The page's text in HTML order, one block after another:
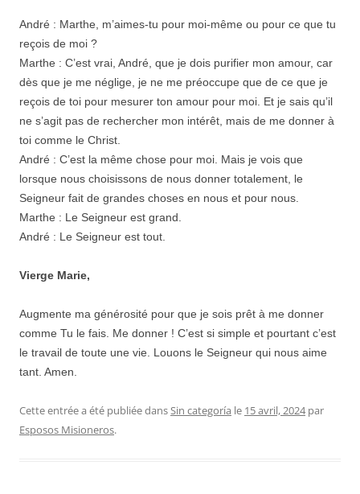
André : Marthe, m’aimes-tu pour moi-même ou pour ce que tu
reçois de moi ?
Marthe : C’est vrai, André, que je dois purifier mon amour, car
dès que je me néglige, je ne me préoccupe que de ce que je
reçois de toi pour mesurer ton amour pour moi. Et je sais qu’il
ne s’agit pas de rechercher mon intérêt, mais de me donner à
toi comme le Christ.
André : C’est la même chose pour moi. Mais je vois que
lorsque nous choisissons de nous donner totalement, le
Seigneur fait de grandes choses en nous et pour nous.
Marthe : Le Seigneur est grand.
André : Le Seigneur est tout.
Vierge Marie,
Augmente ma générosité pour que je sois prêt à me donner
comme Tu le fais. Me donner ! C’est si simple et pourtant c’est
le travail de toute une vie. Louons le Seigneur qui nous aime
tant. Amen.
Cette entrée a été publiée dansSin categoría le 15 avril, 2024 par
Esposos Misioneros.